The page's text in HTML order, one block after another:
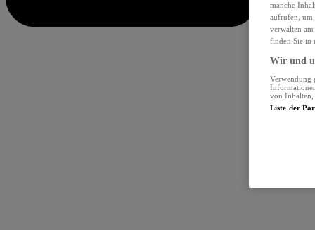
manche
aufrufen, um
verwalten
finden Sie in
Wir und
Verwendung
von Inhalten,
Liste der